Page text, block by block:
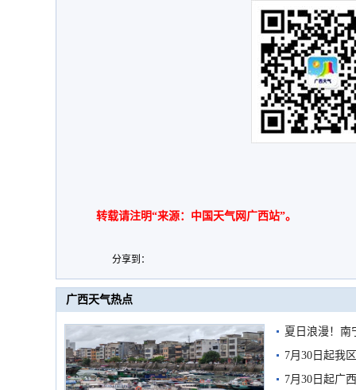
转载请注明“来源：中国天气网广西站”。
分享到：
广西天气热点
夏日浪漫！南
7月30日起我
7月30日起广